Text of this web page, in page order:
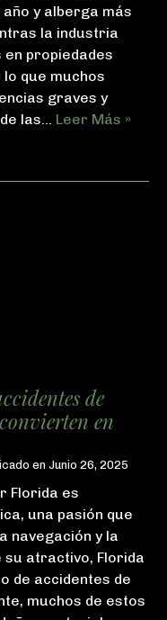
y alberga más
la industria
propiedades
que muchos
graves y
las… Leer Más »
de
en
en Junio 26, 2025
Florida es
una pasión que
navegación y la
su atractivo, Florida
de accidentes de
muchos de estos